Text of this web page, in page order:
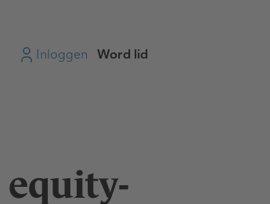
Inloggen Word lid
equity-